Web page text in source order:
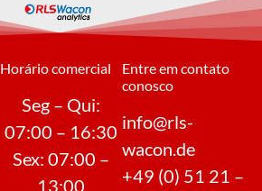
Horário comercial
Seg – Qui:
07:00 – 16:30
Sex: 07:00 –
13:00
Entre em contato
conosco
info@rls-
wacon.de
+49 (0) 51 21 –